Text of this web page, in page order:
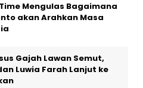
Mengulas Bagaimana
akan Arahkan Masa
Gajah Lawan Semut,
Luwia Farah Lanjut ke